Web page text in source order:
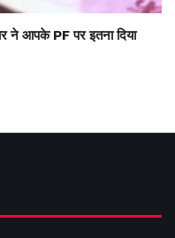
ने आपके PF पर इतना दिया